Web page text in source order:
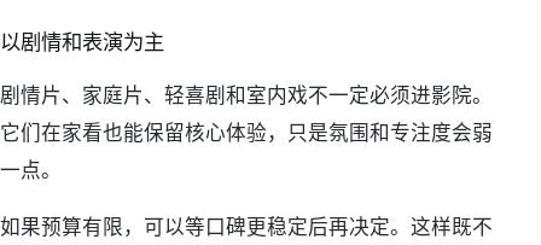
以剧情和表演为主
剧情片、家庭片、轻喜剧和室内戏不一定必须进影院。
它们在家看也能保留核心体验，只是氛围和专注度会弱
一点。
如果预算有限，可以等口碑更稳定后再决定。这样既不